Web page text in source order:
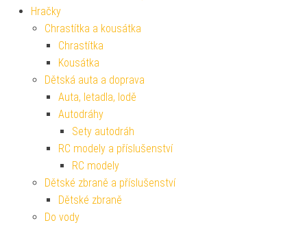
Hračky
Chrastítka a kousátka
Chrastítka
Kousátka
Dětská auta a doprava
Auta, letadla, lodě
Autodráhy
Sety autodráh
RC modely a příslušenství
RC modely
Dětské zbraně a příslušenství
Dětské zbraně
Do vody